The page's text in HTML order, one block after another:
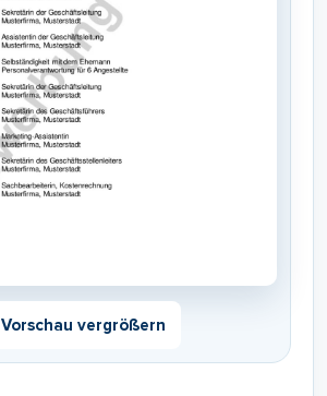
Vorschau vergrößern